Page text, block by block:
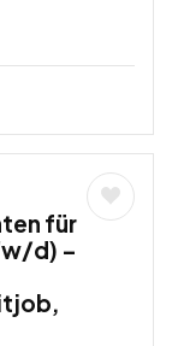
für
w/d) –